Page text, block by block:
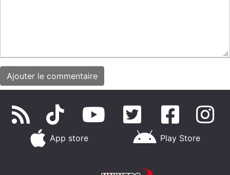
App store Play Store